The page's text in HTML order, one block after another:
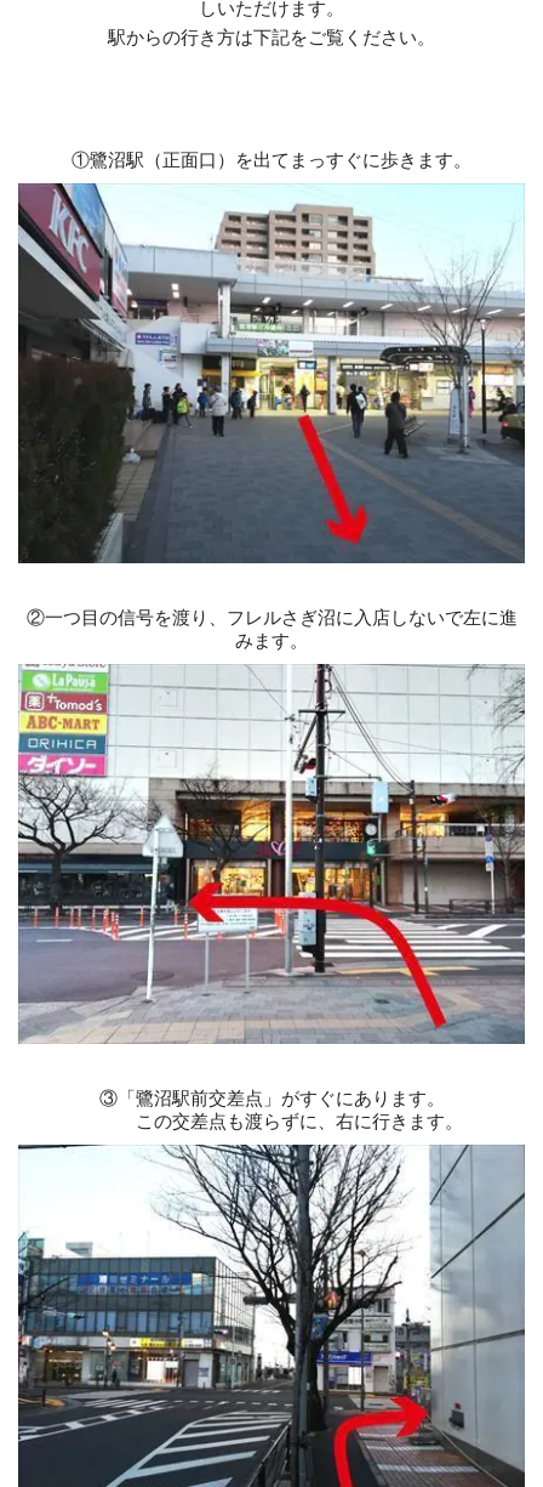
しいただけます。
駅からの行き方は下記をご覧ください。
①鷺沼駅（正面口）を出てまっすぐに歩きます。
②一つ目の信号を渡り、フレルさぎ沼に入店しないで左に進
みます。
③「鷺沼駅前交差点」がすぐにあります。
この交差点も渡らずに、右に行きます。